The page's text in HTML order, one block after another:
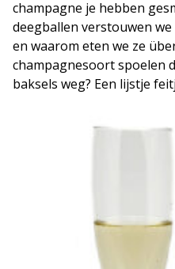
champagne je hebben
deegballen verstouwen
en waarom eten we ze
champagnesoort spoelen
baksels weg? Een lijstje